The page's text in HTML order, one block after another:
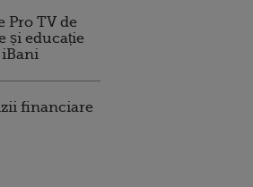
TV de
și educație
financiare